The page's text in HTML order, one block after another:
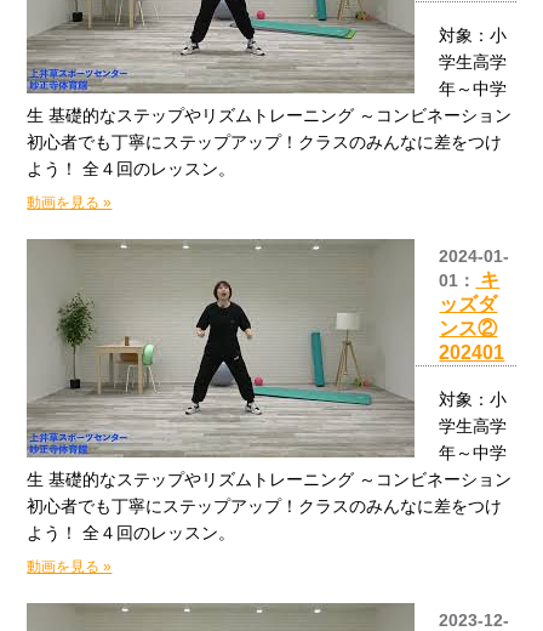
対象：小
学生高学
年～中学
生 基礎的なステップやリズムトレーニング ～コンビネーション
初心者でも丁寧にステップアップ！クラスのみんなに差をつけ
よう！ 全４回のレッスン。
動画を見る »
2024-01-
01：
キ
ッズダ
ンス②
202401
対象：小
学生高学
年～中学
生 基礎的なステップやリズムトレーニング ～コンビネーション
初心者でも丁寧にステップアップ！クラスのみんなに差をつけ
よう！ 全４回のレッスン。
動画を見る »
2023-12-